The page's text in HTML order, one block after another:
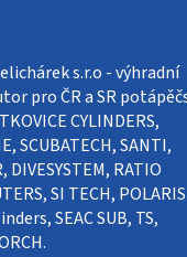
s.r.o - výhradní
pro ČR a SR
CYLINDERS,
SCUBATECH, SANTI,
DIVESYSTEM, RATIO
SI TECH,
SEAC SUB, TS,